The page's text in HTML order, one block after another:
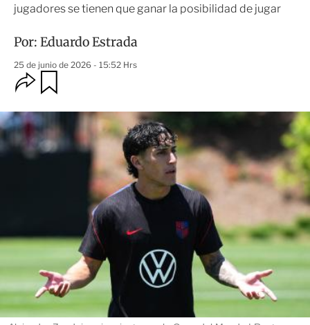
jugadores se tienen que ganar la posibilidad de jugar
Por: Eduardo Estrada
25 de junio de 2026 - 15:52 Hrs
O
p
i
o
n
e
m
p
r
t
i
r
r
d
a
r